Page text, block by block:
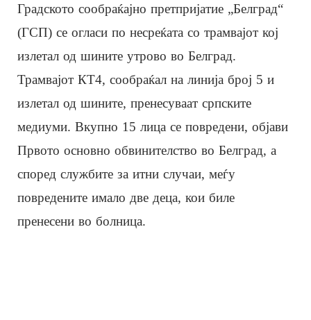
Градското сообраќајно претпријатие „Белград“
(ГСП) се огласи по несреќата со трамвајот кој
излетал од шините утрово во Белград.
Трамвајот КТ4, сообраќал на линија број 5 и
излетал од шините, пренесуваат српските
медиуми. Вкупно 15 лица се повредени, објави
Првото основно обвинителство во Белград, а
според службите за итни случаи, меѓу
повредените имало две деца, кои биле
пренесени во болница.